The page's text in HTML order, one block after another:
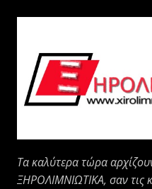
Μετάβαση στο
Τα καλύτερα τώρα
ΞΗΡΟΛΙΜΝΙΩΤΙΚΑ, σαν τις